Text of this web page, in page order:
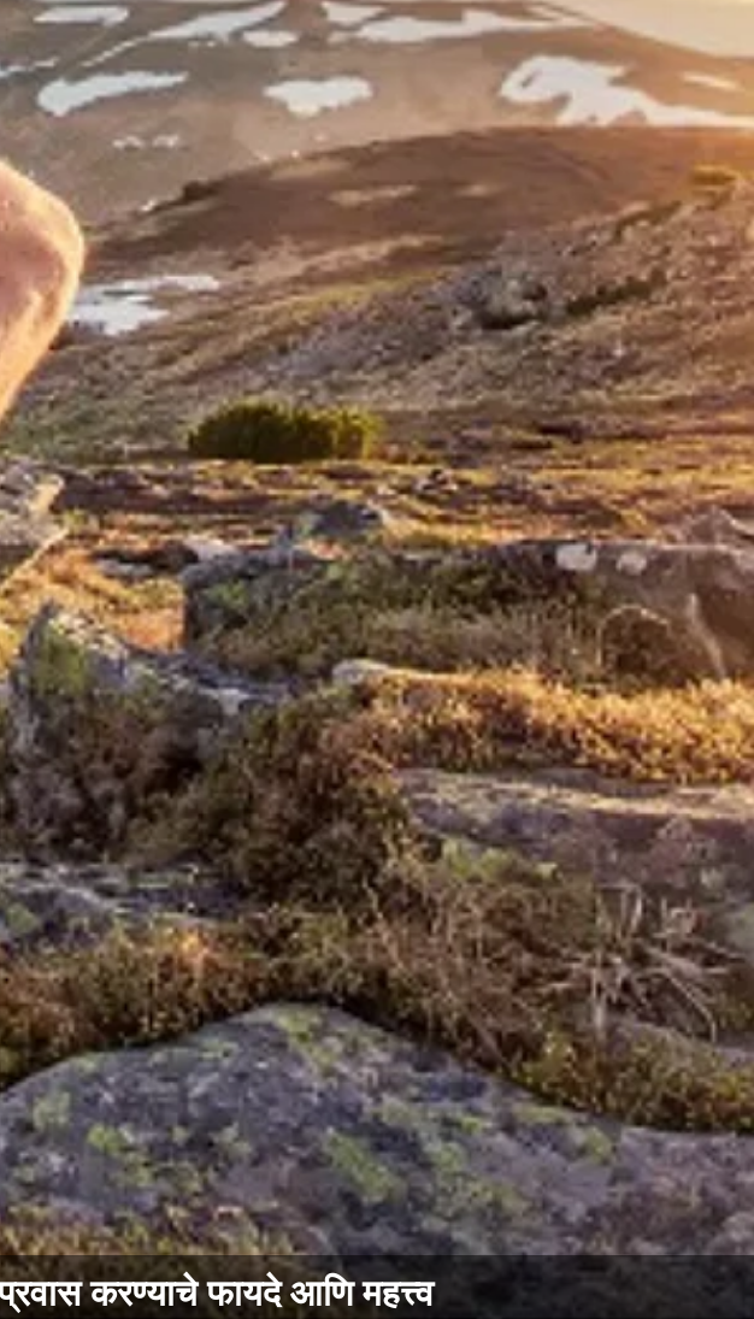
करण्याचे फायदे आणि महत्त्व